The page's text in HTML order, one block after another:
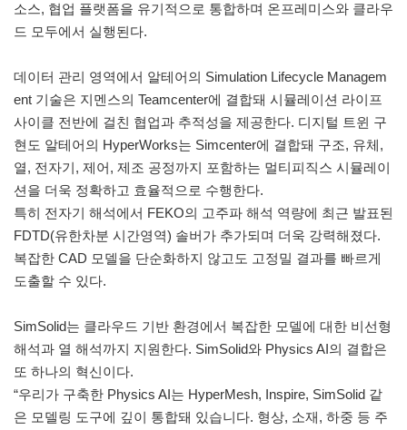
소스, 협업 플랫폼을 유기적으로 통합하며 온프레미스와 클라우
드 모두에서 실행된다.
데이터 관리 영역에서 알테어의 Simulation Lifecycle Managem
ent 기술은 지멘스의 Teamcenter에 결합돼 시뮬레이션 라이프
사이클 전반에 걸친 협업과 추적성을 제공한다. 디지털 트윈 구
현도 알테어의 HyperWorks는 Simcenter에 결합돼 구조, 유체,
열, 전자기, 제어, 제조 공정까지 포함하는 멀티피직스 시뮬레이
션을 더욱 정확하고 효율적으로 수행한다.
특히 전자기 해석에서 FEKO의 고주파 해석 역량에 최근 발표된
FDTD(유한차분 시간영역) 솔버가 추가되며 더욱 강력해졌다.
복잡한 CAD 모델을 단순화하지 않고도 고정밀 결과를 빠르게
도출할 수 있다.
SimSolid는 클라우드 기반 환경에서 복잡한 모델에 대한 비선형
해석과 열 해석까지 지원한다. SimSolid와 Physics AI의 결합은
또 하나의 혁신이다.
“우리가 구축한 Physics AI는 HyperMesh, Inspire, SimSolid 같
은 모델링 도구에 깊이 통합돼 있습니다. 형상, 소재, 하중 등 주